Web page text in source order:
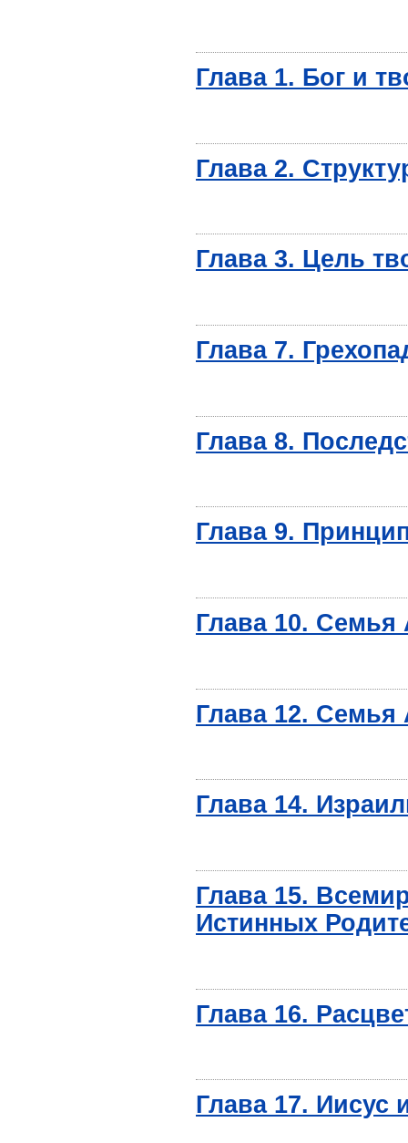
Глава 1. Бог и
Глава 2.
Глава 3. Цель
Глава 7.
Глава 8.
Глава 9.
Глава 10. Семья
Глава 12. Семья
Глава 14.
Глава 15.
Истинных
Глава 16.
Глава 17. Иисус